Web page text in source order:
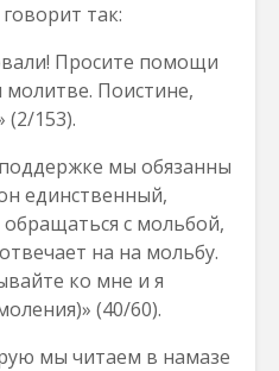
так:
Просите помощи
молитве. Поистине,
(2/153).
мы обязанны
единственный,
с мольбой,
на на мольбу.
ко мне и я
(40/60).
мы читаем в намазе